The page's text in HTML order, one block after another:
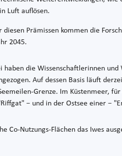
in Luft auflösen.
diesen Prämissen kommen die
2045.
haben die Wissenschaftlerinnen
Auf dessen Basis läuft
Grenze. Im Küstenmeer,
− und in der Ostsee einer −
Co-Nutzungs-Flächen das Iwes